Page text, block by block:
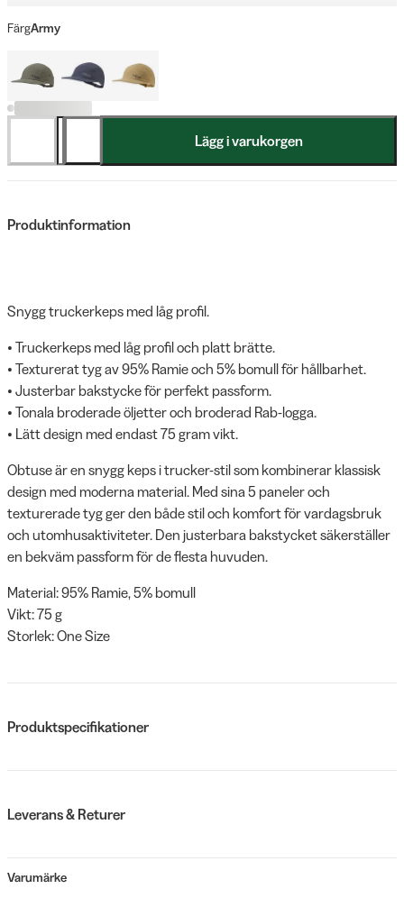
FärgArmy
Lägg i varukorgen
Produktinformation
Snygg truckerkeps med låg profil.
• Truckerkeps med låg profil och platt brätte.
• Texturerat tyg av 95% Ramie och 5% bomull för hållbarhet.
• Justerbar bakstycke för perfekt passform.
• Tonala broderade öljetter och broderad Rab-logga.
• Lätt design med endast 75 gram vikt.
Obtuse är en snygg keps i trucker-stil som kombinerar klassisk
design med moderna material. Med sina 5 paneler och
texturerade tyg ger den både stil och komfort för vardagsbruk
och utomhusaktiviteter. Den justerbara bakstycket säkerställer
en bekväm passform för de flesta huvuden.
Material: 95% Ramie, 5% bomull
Vikt: 75 g
Storlek: One Size
Produktspecifikationer
Leverans & Returer
Varumärke